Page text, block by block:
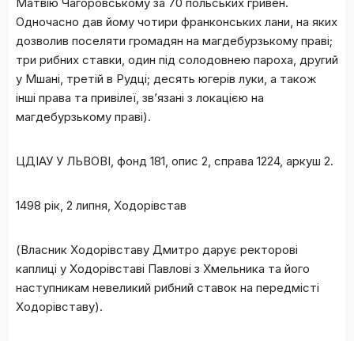
Одночасно дав йому чотири франконських лани, на яких
дозволив поселяти громадян на магдебурзькому праві;
три рибних ставки, один під солодовнею пароха, другий
у Мшані, третій в Рудці; десять югерів луки, а також
інші права та привілеї, зв’язані з локацією на
магдебурзькому праві).
ЦДІАУ У ЛЬВОВІ, фонд 181, опис 2, справа 1224, аркуш 2.
1498 рік, 2 липня, Ходорівстав
(Власник Ходорівставу Дмитро дарує ректорові
каплиці у Ходорівставі Павлові з Хмельника та його
наступникам невеликий рибний ставок на передмісті
Ходорівставу).